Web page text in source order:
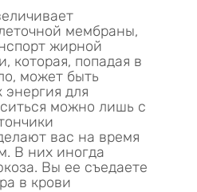
мембраны,
жирной
которая, попадая в
может быть
энергия для
можно лишь с
вас на время
В них иногда
Вы ее съедаете
в крови